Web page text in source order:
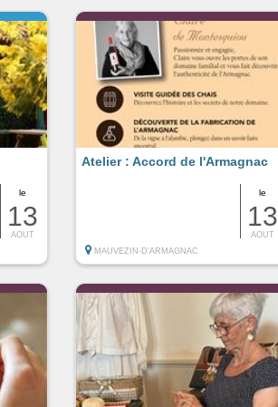
le
13
AOUT
le
13
AOUT
Atelier : Accord de l'Armagnac
MAUVEZIN-D'ARMAGNAC